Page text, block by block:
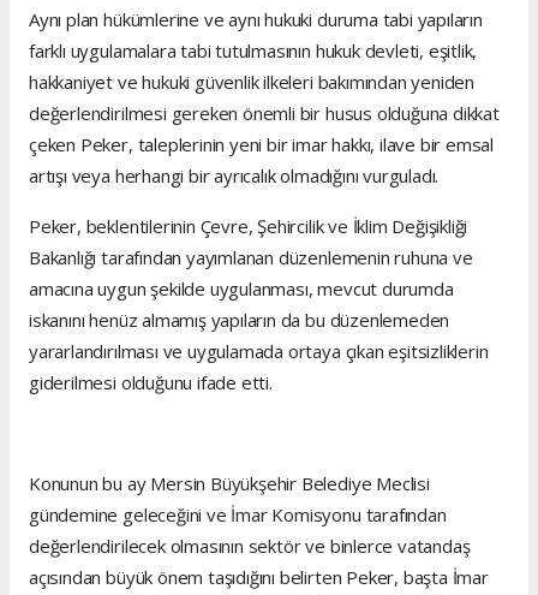
Aynı plan hükümlerine ve aynı hukuki duruma tabi yapıların
farklı uygulamalara tabi tutulmasının hukuk devleti, eşitlik,
hakkaniyet ve hukuki güvenlik ilkeleri bakımından yeniden
değerlendirilmesi gereken önemli bir husus olduğuna dikkat
çeken Peker, taleplerinin yeni bir imar hakkı, ilave bir emsal
artışı veya herhangi bir ayrıcalık olmadığını vurguladı.
Peker, beklentilerinin Çevre, Şehircilik ve İklim Değişikliği
Bakanlığı tarafından yayımlanan düzenlemenin ruhuna ve
amacına uygun şekilde uygulanması, mevcut durumda
iskanını henüz almamış yapıların da bu düzenlemeden
yararlandırılması ve uygulamada ortaya çıkan eşitsizliklerin
giderilmesi olduğunu ifade etti.
Konunun bu ay Mersin Büyükşehir Belediye Meclisi
gündemine geleceğini ve İmar Komisyonu tarafından
değerlendirilecek olmasının sektör ve binlerce vatandaş
açısından büyük önem taşıdığını belirten Peker, başta İmar